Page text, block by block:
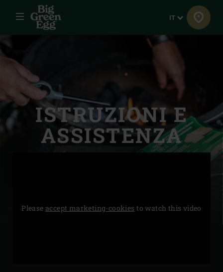
Menu Lingua
IT
ISTRUZIONI E
ASSISTENZA
Pleaseaccept marketing-cookies to watch this video